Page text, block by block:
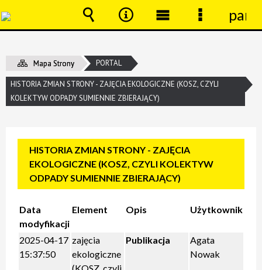
Mapa Strony PORTAL
HISTORIA ZMIAN STRONY - ZAJĘCIA EKOLOGICZNE (KOSZ, CZYLI
KOLEKTYW ODPADY SUMIENNIE ZBIERAJĄCY)
HISTORIA ZMIAN STRONY - ZAJĘCIA
EKOLOGICZNE (KOSZ, CZYLI KOLEKTYW
ODPADY SUMIENNIE ZBIERAJĄCY)
Data
modyfikacji
Element Opis Użytkownik
2025-04-17
15:37:50
zajęcia
ekologiczne
Publikacja
Agata
Nowak
Wyszukiwarka
Narzędzia
MenuMenu